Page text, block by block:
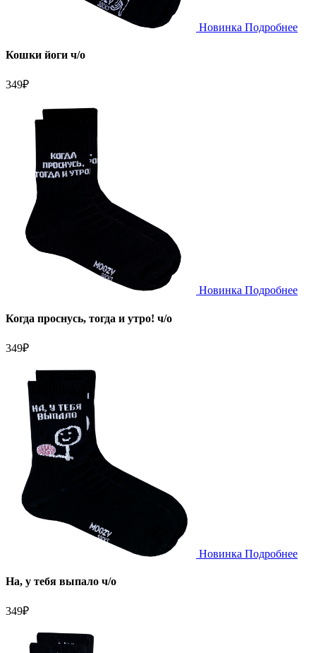
Новинка Подробнее
Кошки йоги ч/о
349₽
Новинка Подробнее
Когда проснусь, тогда и утро! ч/о
349₽
Новинка Подробнее
На, у тебя выпало ч/о
349₽